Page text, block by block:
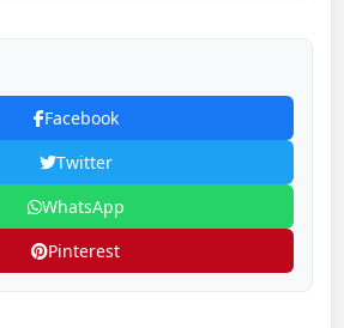
Facebook
Twitter
WhatsApp
Pinterest